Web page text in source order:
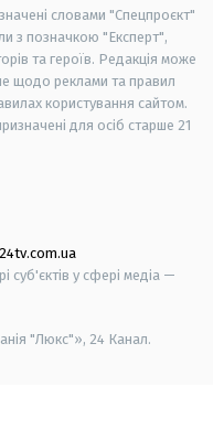
словами "Спецпроєкт"
з позначкою "Експерт",
та героїв. Редакція може
щодо реклами та правил
користування сайтом.
для осіб старше 21
суб'єктів у сфері медіа —
"Люкс"», 24 Канал.